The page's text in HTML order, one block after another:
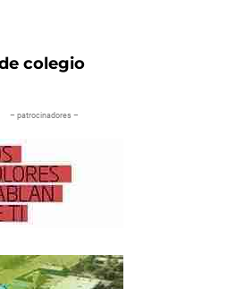
colegio
– patrocinadores –